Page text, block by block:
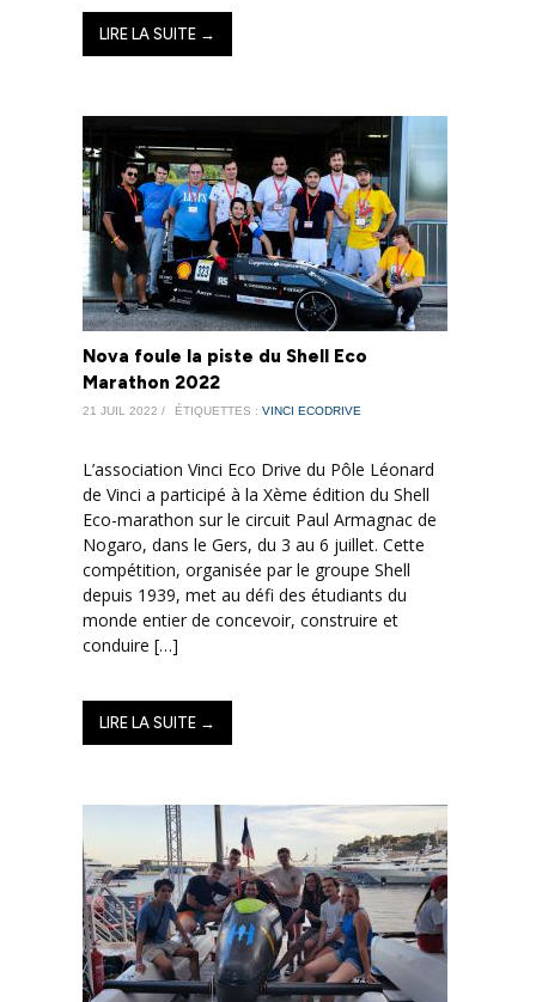
LIRE LA SUITE →
Nova foule la piste du Shell Eco
Marathon 2022
21 JUIL 2022 / ÉTIQUETTES : VINCI ECODRIVE
L’association Vinci Eco Drive du Pôle Léonard
de Vinci a participé à la Xème édition du Shell
Eco-marathon sur le circuit Paul Armagnac de
Nogaro, dans le Gers, du 3 au 6 juillet. Cette
compétition, organisée par le groupe Shell
depuis 1939, met au défi des étudiants du
monde entier de concevoir, construire et
conduire […]
LIRE LA SUITE →